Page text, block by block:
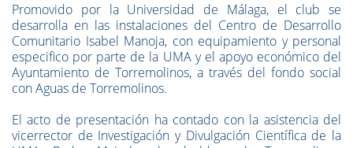
Promovido por la Universidad de Málaga, el club se
desarrolla en las instalaciones del Centro de Desarrollo
Comunitario Isabel Manoja, con equipamiento y personal
especifico por parte de la UMA y el apoyo económico del
Ayuntamiento de Torremolinos, a través del fondo social
con Aguas de Torremolinos.
El acto de presentación ha contado con la asistencia del
vicerrector de Investigación y Divulgación Científica de la